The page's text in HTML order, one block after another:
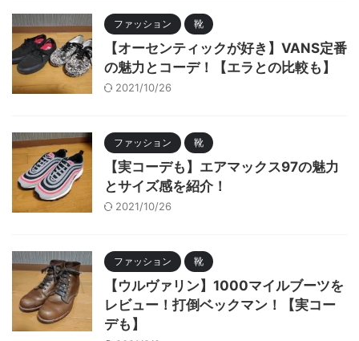
ファッション 靴
【オーセンティックが好き】VANS定番
の魅力とコーデ！【エラとの比較も】
2021/10/26
ファッション 靴
【実コーデも】エアマックス97の魅力
とサイズ感を紹介！
2021/10/26
ファッション 靴
【ウルヴァリン】1000マイルブーツを
レビュー！打倒ベックマン！【実コー
デも】